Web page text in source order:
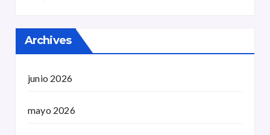
Archives
junio 2026
mayo 2026